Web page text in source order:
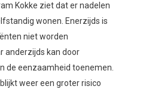
Kokke ziet dat er nadelen
wonen. Enerzijds is
niet worden
anderzijds kan door
de eenzaamheid toenemen.
weer een groter risico